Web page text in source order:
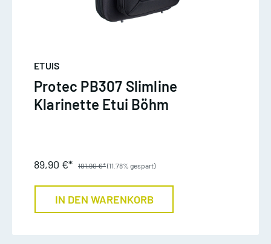
ETUIS
Protec PB307 Slimline
Klarinette Etui Böhm
89,90 €* 101,90 €*(11.78% gespart)
IN DEN WARENKORB